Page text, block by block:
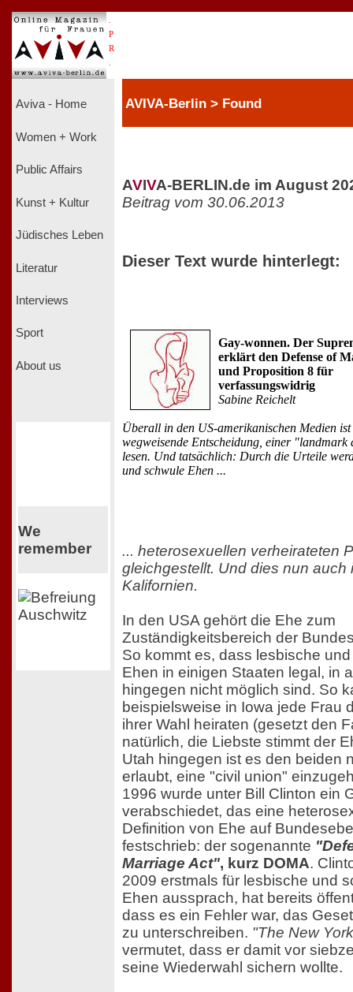
P
R
Aviva - Home
Women + Work
Public Affairs
Kunst + Kultur
Jüdisches Leben
Literatur
Interviews
Sport
About us
We
remember
AVIVA-Berlin > Found
AVIVA-BERLIN.de im August
Beitrag vom 30.06.2013
Dieser Text wurde hinterlegt:
Gay-wonnen. Der
erklärt den Defense of
und Proposition 8 für
verfassungswidrig
Sabine Reichelt
Überall in den US-amerikanischen Medien
wegweisende Entscheidung, einer "landmark
lesen. Und tatsächlich: Durch die Urteile
und schwule Ehen ...
... heterosexuellen verheirateten
gleichgestellt. Und dies nun auch
Kalifornien.
In den USA gehört die Ehe zum
Zuständigkeitsbereich der
So kommt es, dass lesbische
Ehen in einigen Staaten legal, in
hingegen nicht möglich sind. So
beispielsweise in Iowa jede Frau
ihrer Wahl heiraten (gesetzt den
natürlich, die Liebste stimmt der
Utah hingegen ist es den beiden
erlaubt, eine "civil union"
1996 wurde unter Bill Clinton ein
verabschiedet, das eine
Definition von Ehe auf
festschrieb: der sogenannte
Marriage Act", kurz DOMA.
2009 erstmals für lesbische und
Ehen aussprach, hat bereits
dass es ein Fehler war, das
zu unterschreiben. "The New
vermutet, dass er damit vor
seine Wiederwahl sichern wollte.